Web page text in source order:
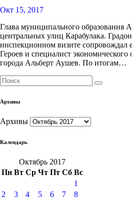
Окт 15, 2017
Глава муниципального образования
центральных улиц Карабулака.
инспекционном визите сопровождал
Героев и специалист экономического
города Альберт Аушев. По итогам…
Архивы
Архивы
Календарь
Октябрь 2017
Пн Вт Ср Чт Пт Сб Вс
1
2
3 4 5 6 7
8